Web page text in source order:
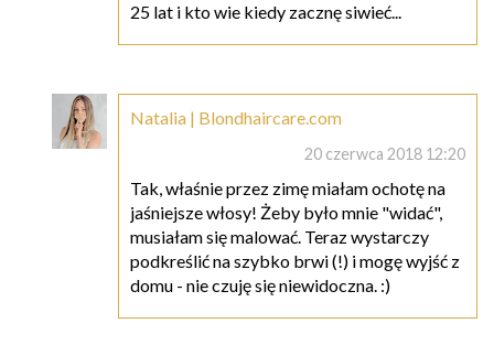
25 lat i kto wie kiedy zacznę siwieć...
Natalia | Blondhaircare.com
20 czerwca 2018 12:20
Tak, właśnie przez zimę miałam ochotę na
jaśniejsze włosy! Żeby było mnie "widać",
musiałam się malować. Teraz wystarczy
podkreślić na szybko brwi (!) i mogę wyjść z
domu - nie czuję się niewidoczna. :)